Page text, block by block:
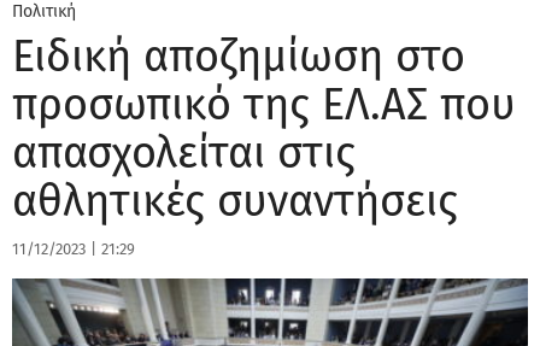
Πολιτική
Ειδική αποζημίωση στο
προσωπικό της ΕΛ.ΑΣ που
απασχολείται στις
αθλητικές συναντήσεις
11/12/2023 21:29